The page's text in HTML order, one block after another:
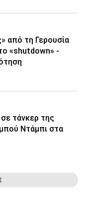
από τη Γερουσία
«shutdown» -
τάνκερ της
Ντάμπι στα